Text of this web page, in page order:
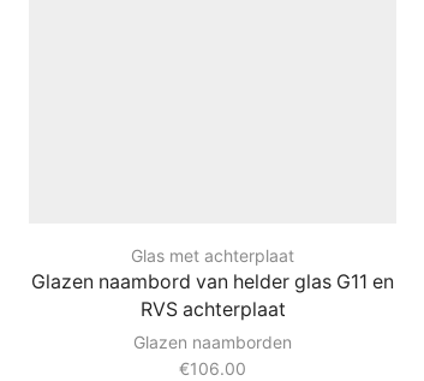
Glas met achterplaat
Glazen naambord van helder glas G11 en
RVS achterplaat
Glazen naamborden
€106.00